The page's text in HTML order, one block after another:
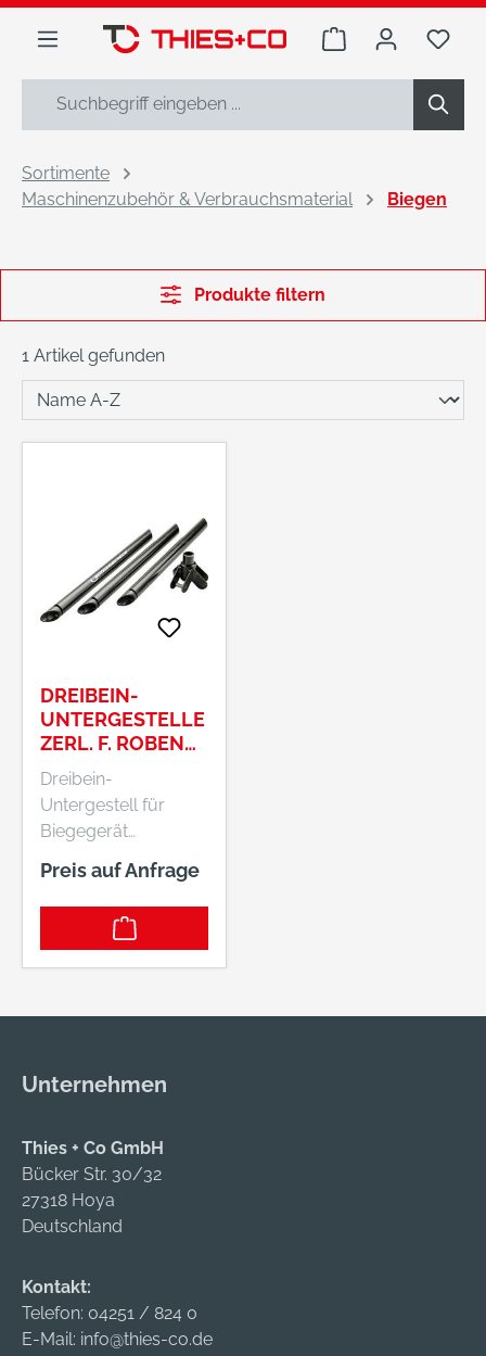
springen
Warenkorb Du
Sortimente
Maschinenzubehör & Verbrauchsmaterial
Biegen
Produkte filtern
1 Artikel gefunden
DREIBEIN-
UNTERGESTELLE
ZERL. F. ROBEND
2000+3000ROTHE
NBERGER
Dreibein-
Untergestell für
Biegegerät
ROBEND®
Hersteller:
ROTHENBERGER
Werkzeuge GmbH,
+4961958001,
Preis auf Anfrage
Unternehmen
Thies + Co GmbH
Bücker Str. 30/32
27318 Hoya
Deutschland
Kontakt:
Telefon: 04251 / 824 0
E-Mail: info@thies-co.de